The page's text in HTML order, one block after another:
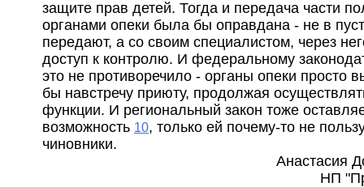
защите прав детей. Тогда и передача части
органами опеки была бы оправдана - не в
передают, а со своим специалистом, через
доступ к контролю. И федеральному
это не противоречило - органы опеки просто
бы навстречу приюту, продолжая
функции. И региональный закон тоже
возможность 10, только ей почему-то не
чиновники.
Анастасия
НП